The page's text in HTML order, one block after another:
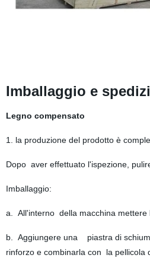
Imballaggio e
Legno compensato
1. la produzione del prodotto è
Dopo aver effettuato l'ispezione,
Imballaggio:
a. All'interno della macchina mettere
b. Aggiungere una piastra di
rinforzo e combinarla con la